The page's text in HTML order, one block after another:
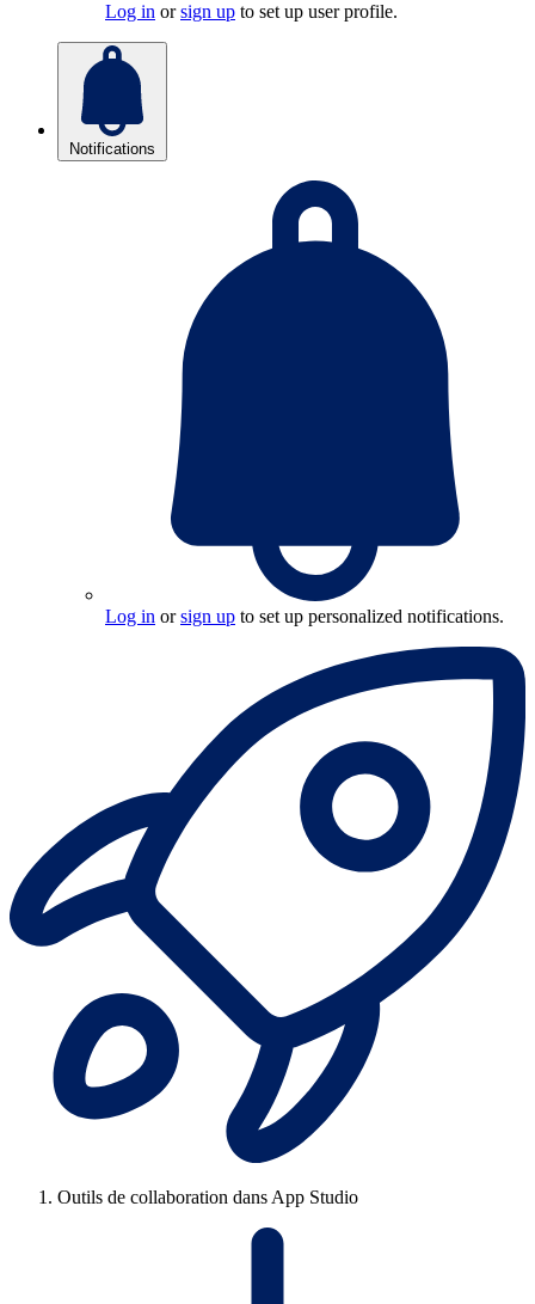
Log in orsign up to set up user profile.
Notifications
Log in orsign up to set up personalized notifications.
Outils de collaboration dans App Studio